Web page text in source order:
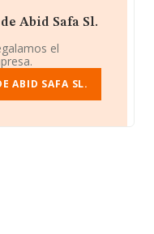
Abid Safa Sl.
el
ABID SAFA SL.